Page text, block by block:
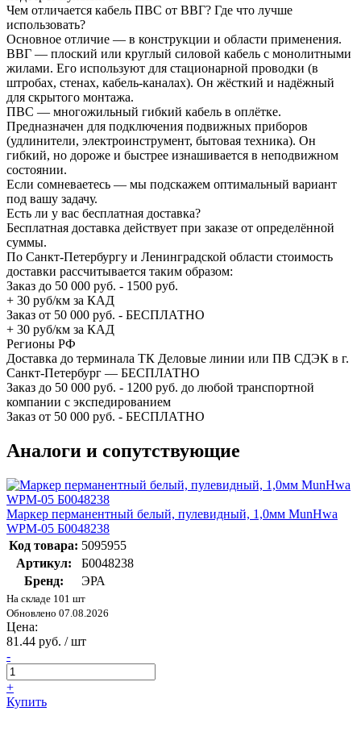
Чем отличается кабель ПВС от ВВГ? Где что лучше
использовать?
Основное отличие — в конструкции и области применения.
ВВГ — плоский или круглый силовой кабель с монолитными
жилами. Его используют для стационарной проводки (в
штробах, стенах, кабель-каналах). Он жёсткий и надёжный
для скрытого монтажа.
ПВС — многожильный гибкий кабель в оплётке.
Предназначен для подключения подвижных приборов
(удлинители, электроинструмент, бытовая техника). Он
гибкий, но дороже и быстрее изнашивается в неподвижном
состоянии.
Если сомневаетесь — мы подскажем оптимальный вариант
под вашу задачу.
Есть ли у вас бесплатная доставка?
Бесплатная доставка действует при заказе от определённой
суммы.
По Санкт-Петербургу и Ленинградской области стоимость
доставки рассчитывается таким образом:
Заказ до 50 000 руб. - 1500 руб.
+ 30 руб/км за КАД
Заказ от 50 000 руб. - БЕСПЛАТНО
+ 30 руб/км за КАД
Регионы РФ
Доставка до терминала ТК Деловые линии или ПВ СДЭК в г.
Санкт-Петербург — БЕСПЛАТНО
Заказ до 50 000 руб. - 1200 руб. до любой транспортной
компании с экспедированием
Заказ от 50 000 руб. - БЕСПЛАТНО
Аналоги и сопутствующие
Маркер перманентный белый, пулевидный, 1,0мм MunHwa
WPM-05 Б0048238
Код товара: 5095955
Артикул:
Б0048238
Бренд:
ЭРА
На складе 101 шт
Обновлено 07.08.2026
Цена:
81.44 руб. / шт
-
+
Купить